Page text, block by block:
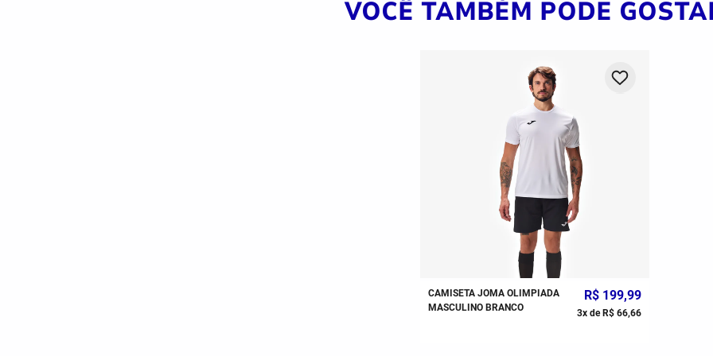
VOCÊ TAMBÉM PODE
CAMISETA JOMA OLIMPIADA
MASCULINO BRANCO
R$ 199,99
3x de R$ 66,66